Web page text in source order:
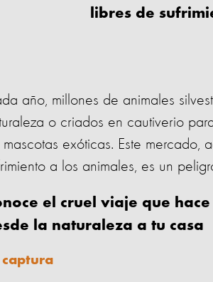
libres de
año, millones de animales
o criados en cautiverio
exóticas. Este mercado,
a los animales, es un
el cruel viaje que
la naturaleza a tu casa
captura